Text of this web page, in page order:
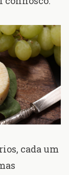
cada um